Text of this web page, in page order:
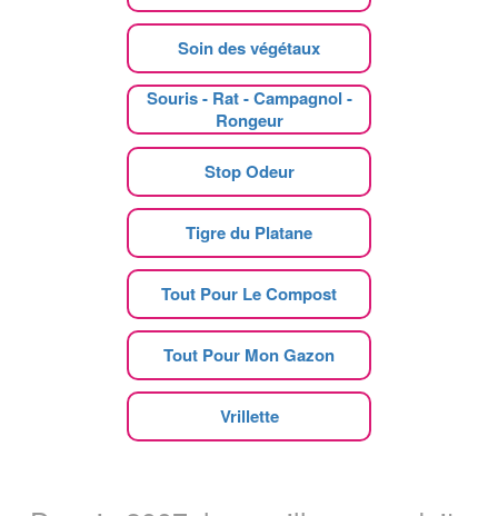
Soin des végétaux
Souris - Rat - Campagnol -
Rongeur
Stop Odeur
Tigre du Platane
Tout Pour Le Compost
Tout Pour Mon Gazon
Vrillette